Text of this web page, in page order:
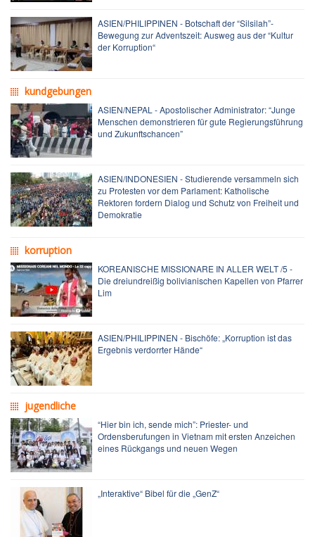
ASIEN/PHILIPPINEN - Botschaft der “Silsilah”-
Bewegung zur Adventszeit: Ausweg aus der “Kultur
der Korruption“
kundgebungen
ASIEN/NEPAL - Apostolischer Administrator: “Junge
Menschen demonstrieren für gute Regierungsführung
und Zukunftschancen”
ASIEN/INDONESIEN - Studierende versammeln sich
zu Protesten vor dem Parlament: Katholische
Rektoren fordern Dialog und Schutz von Freiheit und
Demokratie
korruption
KOREANISCHE MISSIONARE IN ALLER WELT /5 -
Die dreiundreißig bolivianischen Kapellen von Pfarrer
Lim
ASIEN/PHILIPPINEN - Bischöfe: „Korruption ist das
Ergebnis verdorrter Hände“
jugendliche
“Hier bin ich, sende mich”: Priester- und
Ordensberufungen in Vietnam mit ersten Anzeichen
eines Rückgangs und neuen Wegen
„Interaktive“ Bibel für die „GenZ“